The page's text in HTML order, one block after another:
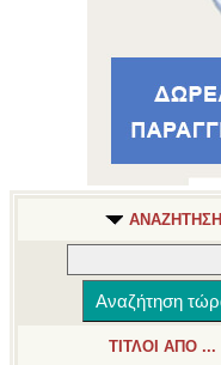
ΑΝΑΖΗΤΗΣΗ
ΤΙΤΛΟΙ ΑΠΟ ...